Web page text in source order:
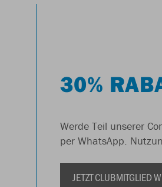
30%
Werde Teil unserer
per WhatsApp.
JETZT CLUBMITGLIED